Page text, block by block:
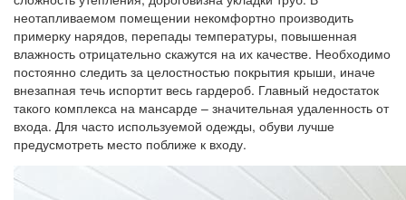
неотапливаемом помещении некомфортно производить
примерку нарядов, перепады температуры, повышенная
влажность отрицательно скажутся на их качестве. Необходимо
постоянно следить за целостностью покрытия крыши, иначе
внезапная течь испортит весь гардероб. Главный недостаток
такого комплекса на мансарде – значительная удаленность от
входа. Для часто используемой одежды, обуви лучше
предусмотреть место поближе к входу.